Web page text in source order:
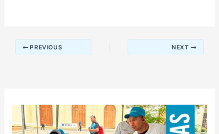
PREVIOUS NEXT